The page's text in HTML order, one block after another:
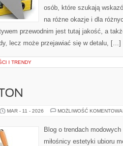
osób, które szukają
na różne okazje i dla
przewodnim jest tutaj jakość, a
lecz może przejawiać się w detalu, […]
I TRENDY
MAR - 11 - 2026 MOŻLIWOŚĆ
Blog o trendach
miłośnicy estetyki ubioru